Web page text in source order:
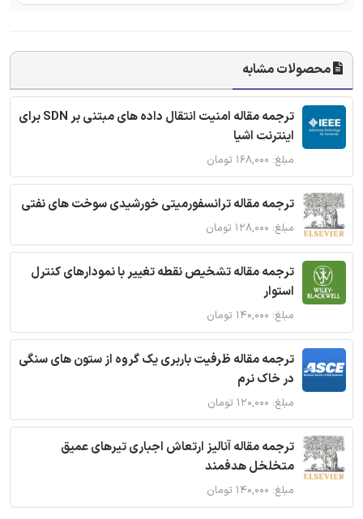
محصولات مشابه
ترجمه مقاله امنیت انتقال داده های مبتنی بر SDN برای
اینترنت اشیا
مبلغ: ۱۶۸,۰۰۰ تومان
ترجمه مقاله ترانسفورمیتی خورشیدی سوخت های نفتی
مبلغ: ۱۲۸,۰۰۰ تومان
ترجمه مقاله تشخیص نقطه تغییر با نمودارهای کنترل
استوار
مبلغ: ۱۴۰,۰۰۰ تومان
ترجمه مقاله ظرفیت باربری یک گروه از ستون های سنگی
در خاک نرم
مبلغ: ۱۲۰,۰۰۰ تومان
ترجمه مقاله آنالیز ارتعاش اجباری تیرهای عمیق
متخلخل هدفمند
مبلغ: ۱۴۰,۰۰۰ تومان